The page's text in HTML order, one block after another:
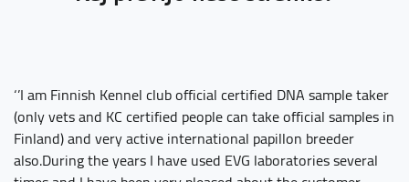
‘’I am Finnish Kennel club official certified DNA sample taker
(only vets and KC certified people can take official samples in
Finland) and very active international papillon breeder
also.During the years I have used EVG laboratories several